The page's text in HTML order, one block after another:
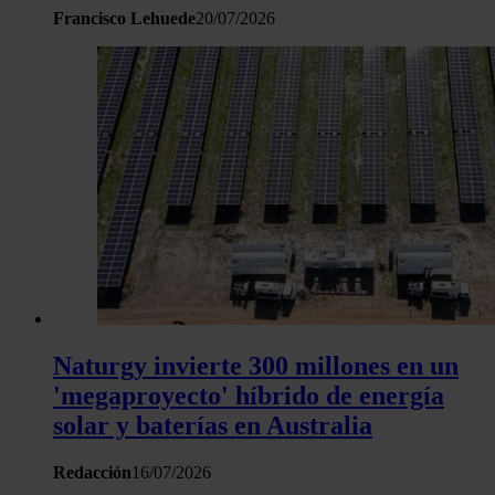
Francisco Lehuede20/07/2026
Naturgy invierte 300 millones en un
'megaproyecto' híbrido de energía
solar y baterías en Australia
Redacción16/07/2026